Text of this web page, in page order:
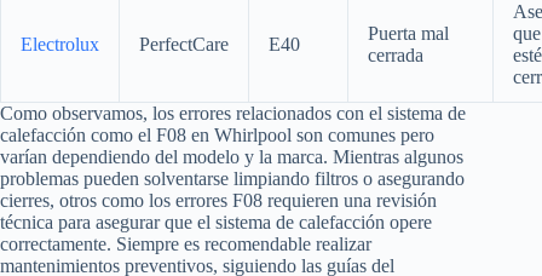
Electrolux PerfectCare E40
Puerta mal
cerrada
Como observamos, los errores relacionados con el sistema de
calefacción como el F08 en Whirlpool son comunes pero
varían dependiendo del modelo y la marca. Mientras algunos
problemas pueden solventarse limpiando filtros o asegurando
cierres, otros como los errores F08 requieren una revisión
técnica para asegurar que el sistema de calefacción opere
correctamente. Siempre es recomendable realizar
mantenimientos preventivos, siguiendo las guías del